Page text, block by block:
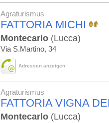
Agraturismus
FATTORIA MICHI
Montecarlo (Lucca)
Via S.Martino, 34
Adressen anzeigen
Agraturismus
FATTORIA VIGNA
Montecarlo (Lucca)